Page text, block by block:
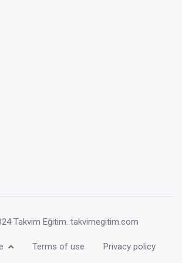
Takvim Eğitim. takvimegitim.com
Terms of use Privacy policy